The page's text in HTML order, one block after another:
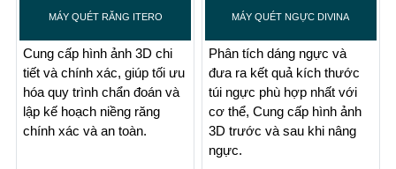
MÁY QUÉT RĂNG ITERO
Cung cấp hình ảnh 3D chi
tiết và chính xác, giúp tối ưu
hóa quy trình chẩn đoán và
lập kế hoạch niềng răng
chính xác và an toàn.
MÁY QUÉT NGỰC DIVINA
Phân tích dáng ngực và
đưa ra kết quả kích thước
túi ngực phù hợp nhất với
cơ thể, Cung cấp hình ảnh
3D trước và sau khi nâng
ngực.